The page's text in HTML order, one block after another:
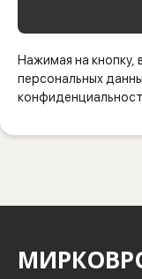
Нажимая на
персональных